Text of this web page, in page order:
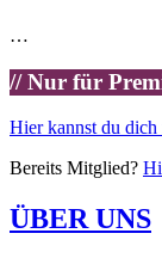
…
// Nur für
Hier kannst du dich
Bereits Mitglied?
ÜBER UNS